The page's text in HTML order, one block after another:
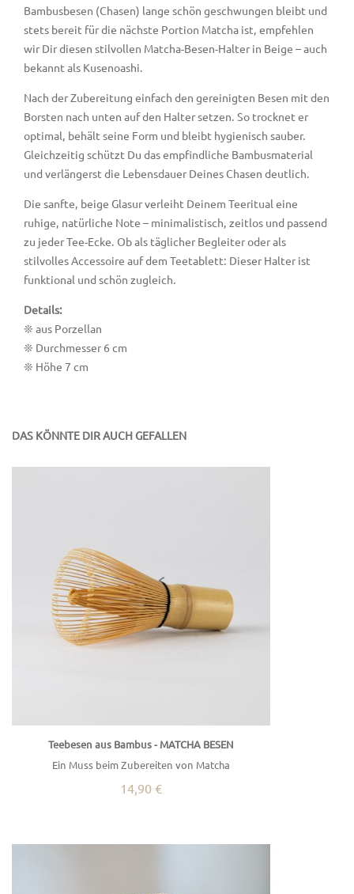
Bambusbesen (Chasen) lange schön geschwungen bleibt und
stets bereit für die nächste Portion Matcha ist, empfehlen
wir Dir diesen stilvollen Matcha-Besen-Halter in Beige – auch
bekannt als Kusenoashi.
Nach der Zubereitung einfach den gereinigten Besen mit den
Borsten nach unten auf den Halter setzen. So trocknet er
optimal, behält seine Form und bleibt hygienisch sauber.
Gleichzeitig schützt Du das empfindliche Bambusmaterial
und verlängerst die Lebensdauer Deines Chasen deutlich.
Die sanfte, beige Glasur verleiht Deinem Teeritual eine
ruhige, natürliche Note – minimalistisch, zeitlos und passend
zu jeder Tee-Ecke. Ob als täglicher Begleiter oder als
stilvolles Accessoire auf dem Teetablett: Dieser Halter ist
funktional und schön zugleich.
Details:
❊ aus Porzellan
❊ Durchmesser 6 cm
❊ Höhe 7 cm
DAS KÖNNTE DIR AUCH GEFALLEN
Teebesen aus Bambus - MATCHA BESEN
Ein Muss beim Zubereiten von Matcha
14,90 €